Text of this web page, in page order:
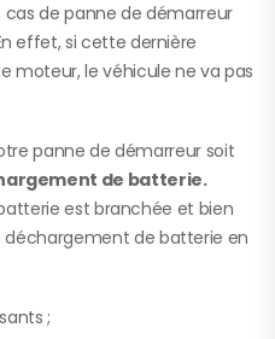
de panne de démarreur
effet, si cette dernière
moteur, le véhicule ne va pas
panne de démarreur soit
de batterie.
est branchée et bien
déchargement de batterie en
;